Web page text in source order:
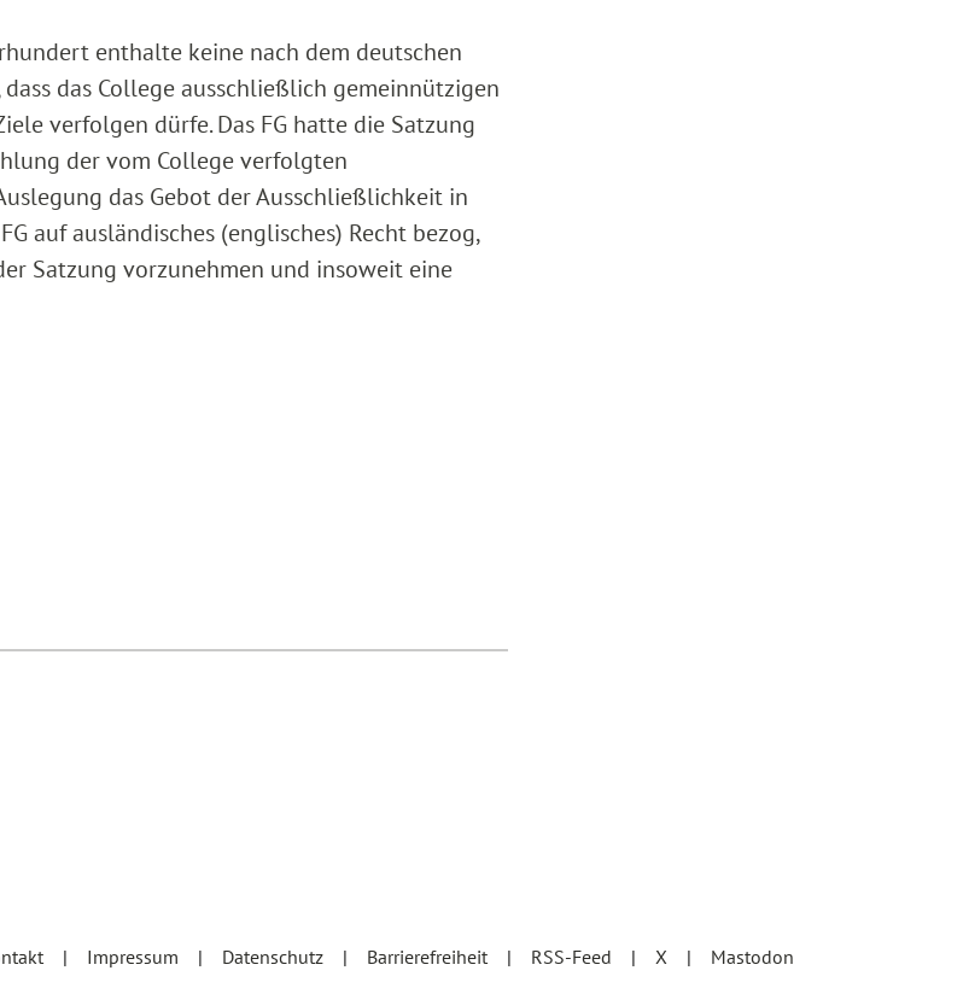
enthalte keine nach dem deutschen
das College ausschließlich gemeinnützigen
verfolgen dürfe. Das FG hatte die Satzung
der vom College verfolgten
das Gebot der Ausschließlichkeit in
auf ausländisches (englisches) Recht bezog,
Satzung vorzunehmen und insoweit eine
Impressum Datenschutz Barrierefreiheit RSS-Feed X Mastodon